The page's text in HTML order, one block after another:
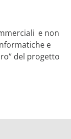
e non
e
del progetto